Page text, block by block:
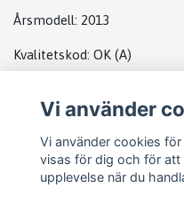
Årsmodell: 2013
Kvalitetskod: OK (A)
Vi använder
Vi använder cookies
visas för dig och för att
upplevelse när du